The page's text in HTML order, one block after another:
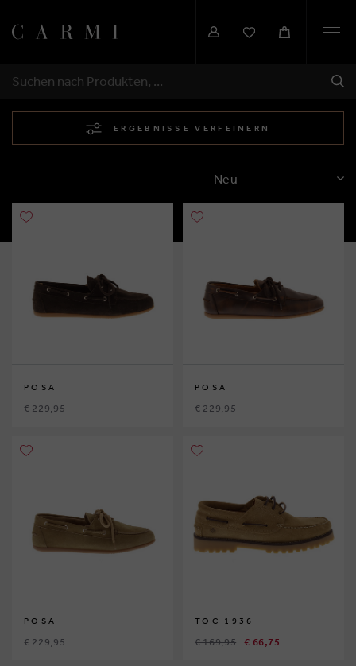
SUCHEN
ERGEBNISSE VERFEINERN
SORTIEREN
POSA
€ 229,95
POSA
€ 229,95
POSA
€ 229,95
TOC 1936
€ 169,95 € 66,75